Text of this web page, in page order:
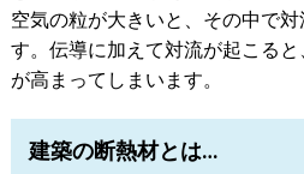
空気の粒が大きいと、その中で
す。伝導に加えて対流が起こる
が高まってしまいます。
建築の断熱材とは…